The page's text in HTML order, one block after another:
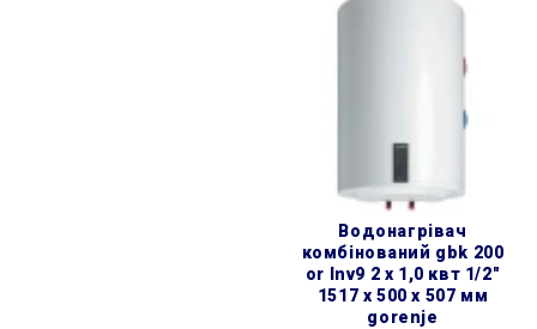
водонагрівач
комбінований gbk 200
or lnv9 2 х 1,0 квт 1/2″
1517 x 500 x 507 мм
gorenje